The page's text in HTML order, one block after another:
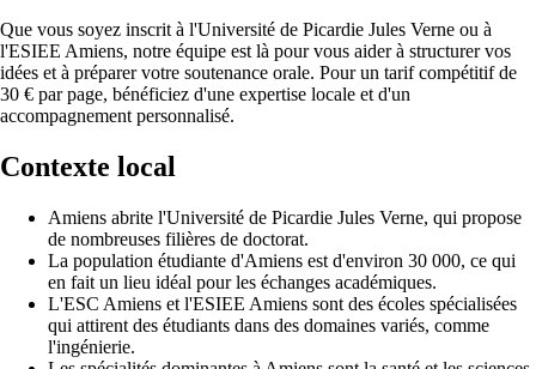
Que vous soyez inscrit à l'Université de Picardie Jules Verne ou à
l'ESIEE Amiens, notre équipe est là pour vous aider à structurer vos
idées et à préparer votre soutenance orale. Pour un tarif compétitif de
30 € par page, bénéficiez d'une expertise locale et d'un
accompagnement personnalisé.
Contexte local
Amiens abrite l'Université de Picardie Jules Verne, qui propose
de nombreuses filières de doctorat.
La population étudiante d'Amiens est d'environ 30 000, ce qui
en fait un lieu idéal pour les échanges académiques.
L'ESC Amiens et l'ESIEE Amiens sont des écoles spécialisées
qui attirent des étudiants dans des domaines variés, comme
l'ingénierie.